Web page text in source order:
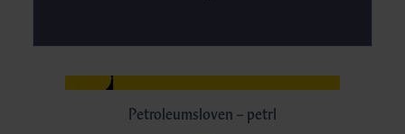
Petroleumsloven – petrl